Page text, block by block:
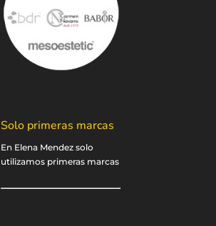
Solo primeras marcas
En Elena Mendez solo
utilizamos primeras marcas